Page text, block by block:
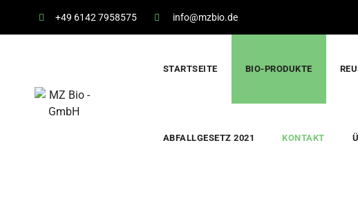
+49 6142 7958575 info@mzbio.de
STARTSEITE BIO-PRODUKTE
ABFALLGESETZ 2021 KONTAKT